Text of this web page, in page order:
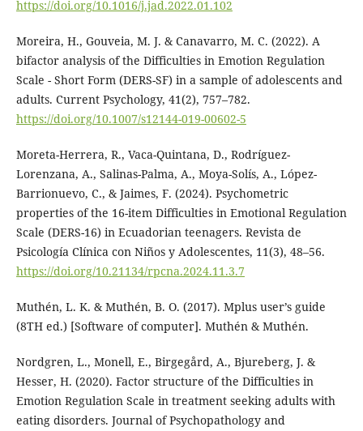
https://doi.org/10.1016/j.jad.2022.01.102
Moreira, H., Gouveia, M. J. & Canavarro, M. C. (2022). A
bifactor analysis of the Difficulties in Emotion Regulation
Scale - Short Form (DERS-SF) in a sample of adolescents and
adults. Current Psychology, 41(2), 757–782.
https://doi.org/10.1007/s12144-019-00602-5
Moreta-Herrera, R., Vaca-Quintana, D., Rodríguez-
Lorenzana, A., Salinas-Palma, A., Moya-Solís, A., López-
Barrionuevo, C., & Jaimes, F. (2024). Psychometric
properties of the 16-item Difficulties in Emotional Regulation
Scale (DERS-16) in Ecuadorian teenagers. Revista de
Psicología Clínica con Niños y Adolescentes, 11(3), 48–56.
https://doi.org/10.21134/rpcna.2024.11.3.7
Muthén, L. K. & Muthén, B. O. (2017). Mplus user’s guide
(8TH ed.) [Software of computer]. Muthén & Muthén.
Nordgren, L., Monell, E., Birgegård, A., Bjureberg, J. &
Hesser, H. (2020). Factor structure of the Difficulties in
Emotion Regulation Scale in treatment seeking adults with
eating disorders. Journal of Psychopathology and